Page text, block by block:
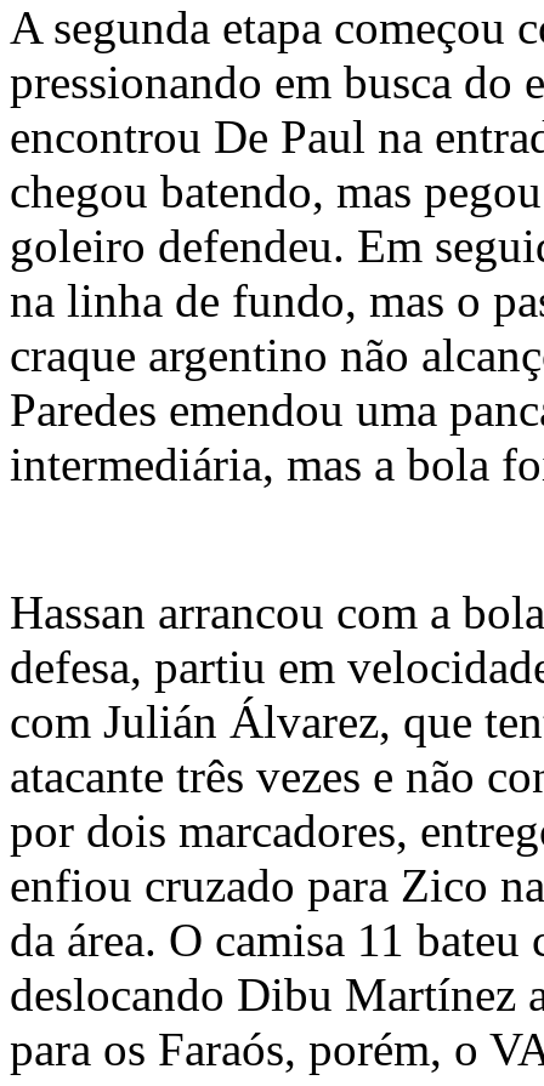
A segunda etapa começou
pressionando em busca do
encontrou De Paul na
chegou batendo, mas
goleiro defendeu. Em
na linha de fundo, mas o
craque argentino não
Paredes emendou uma
intermediária, mas a bola
Hassan arrancou com a
defesa, partiu em
com Julián Álvarez, que
atacante três vezes e não
por dois marcadores,
enfiou cruzado para Zico
da área. O camisa 11 bateu
deslocando Dibu Martínez
para os Faraós, porém, o